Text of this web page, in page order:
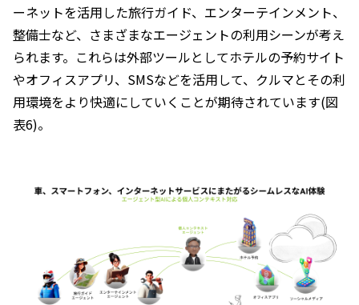
ーネットを活用した旅行ガイド、エンターテインメント、
整備士など、さまざまなエージェントの利用シーンが考え
られます。これらは外部ツールとしてホテルの予約サイト
やオフィスアプリ、SMSなどを活用して、クルマとその利
用環境をより快適にしていくことが期待されています(図
表6)。